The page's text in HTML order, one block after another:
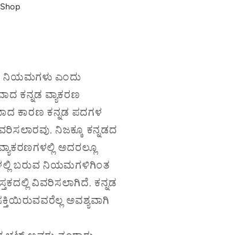
ನಿಯಮಗಳು ಎಂದು
ಕನ್ನಡ ವ್ಯಾಕರಣ
ಕಾರಣ ಕನ್ನಡ ಪದಗಳ
ನಿಜಕ್ಕೂ ಕನ್ನಡದ
ಅದರಲ್ಲೂ
ಬರುವ ನಿಯಮಗಳಿಗಿಂತ
ವಿವರಿಸಲಾಗಿದೆ. ಕನ್ನಡ
ಅವಶ್ಯವಾಗಿ